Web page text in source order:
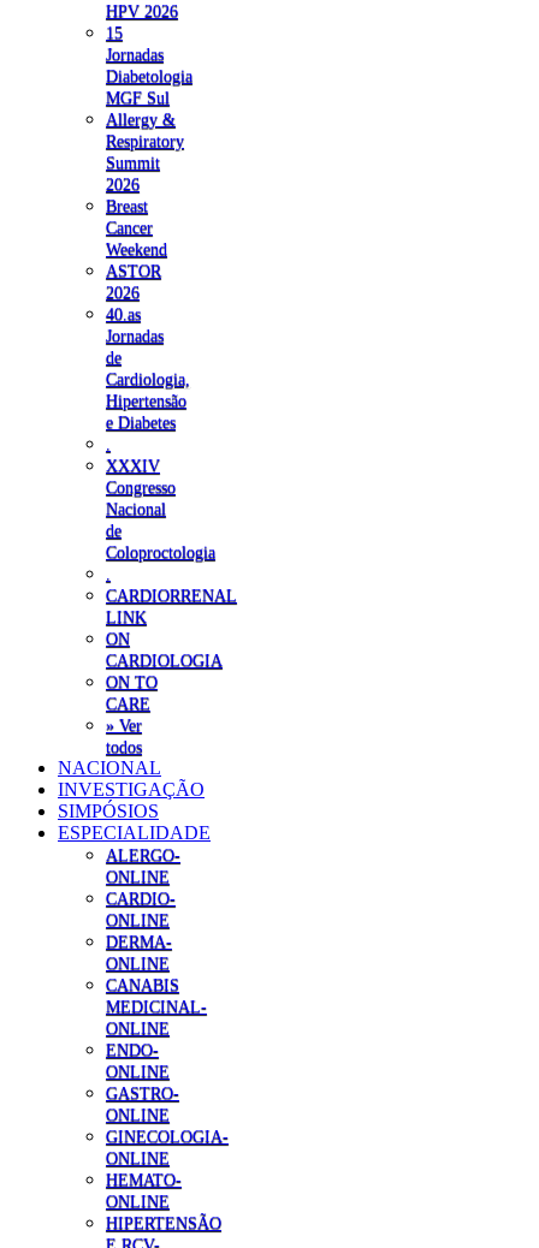
HPV 2026
15
Jornadas
Diabetologia
MGF Sul
Allergy &
Respiratory
Summit
2026
Breast
Cancer
Weekend
ASTOR
2026
40.as
Jornadas
de
Cardiologia,
Hipertensão
e Diabetes
XXXIV
Congresso
Nacional
de
Coloproctologia
CARDIORRENAL
LINK
ON
CARDIOLOGIA
ON TO
CARE
» Ver
todos
NACIONAL
INVESTIGAÇÃO
SIMPÓSIOS
ESPECIALIDADE
ALERGO-
ONLINE
CARDIO-
ONLINE
DERMA-
ONLINE
CANABIS
MEDICINAL-
ONLINE
ENDO-
ONLINE
GASTRO-
ONLINE
GINECOLOGIA-
ONLINE
HEMATO-
ONLINE
HIPERTENSÃO